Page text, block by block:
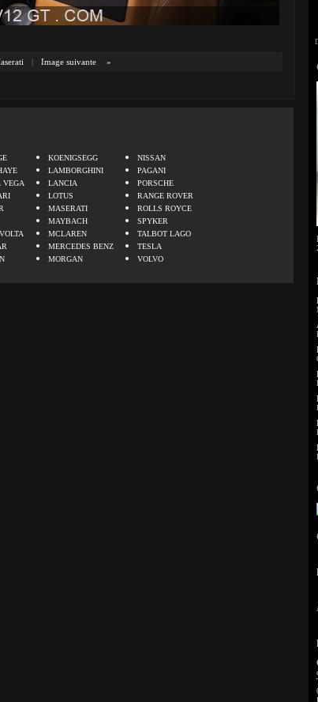
| Image suivante »
VEGA
KOENIGSEGG
LAMBORGHINI
LANCIA
LOTUS
MASERATI
MAYBACH
MCLAREN
MERCEDES BENZ
MORGAN
NISSAN
PAGANI
PORSCHE
RANGE ROVER
ROLLS ROYCE
SPYKER
TALBOT LAGO
TESLA
VOLVO